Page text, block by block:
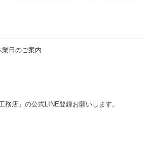
業日のご案内
務店』の公式LINE登録お願いします。